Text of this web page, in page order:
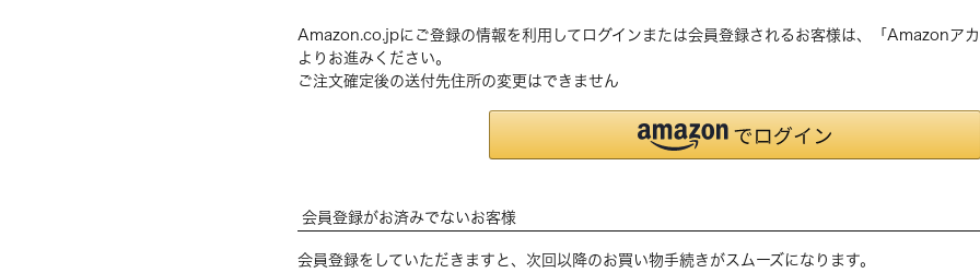
Amazon.co.jpにご登録の情報を利用してログインまたは会員登録されるお客様は、「Amazonア
よりお進みください。
ご注文確定後の送付先住所の変更はできません
会員登録がお済みでないお客様
会員登録をしていただきますと、次回以降のお買い物手続きがスムーズになります。